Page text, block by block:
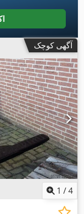
آگهی کوچک
1 /4